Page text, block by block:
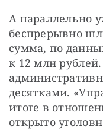
А параллельно
беспрерывно
сумма, по
к 12 млн
десятками.
итоге в
открыто